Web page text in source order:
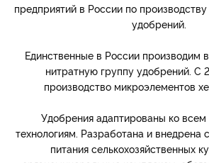
предприятий в России по
удобрений.
Единственные в России производим
нитратную группу удобрений. С
производство микроэлементов
Удобрения адаптированы ко
технологиям. Разработана и внедрена
питания селькохозяйственных